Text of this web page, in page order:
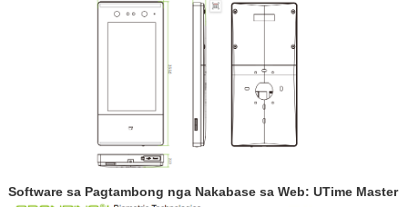
Software sa Pagtambong nga Nakabase sa Web: UTime Master